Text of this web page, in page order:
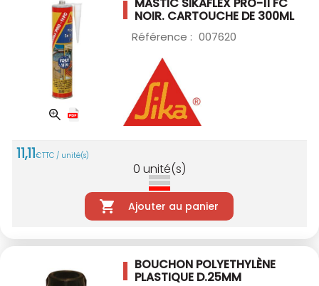
NOIR. CARTOUCHE DE 300ML
Référence : 007620
11,11€TTC / unité(s)
0 unité(s)
Ajouter au panier
BOUCHON POLYETHYLÈNE
PLASTIQUE D.25MM